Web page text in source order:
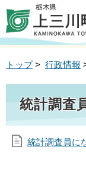
トップ> 行政情報
統計調査
統計調査員に